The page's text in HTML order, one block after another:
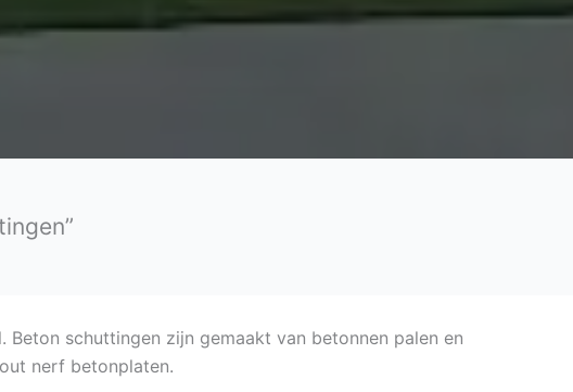
schuttingen zijn gemaakt van betonnen palen en
nerf betonplaten.